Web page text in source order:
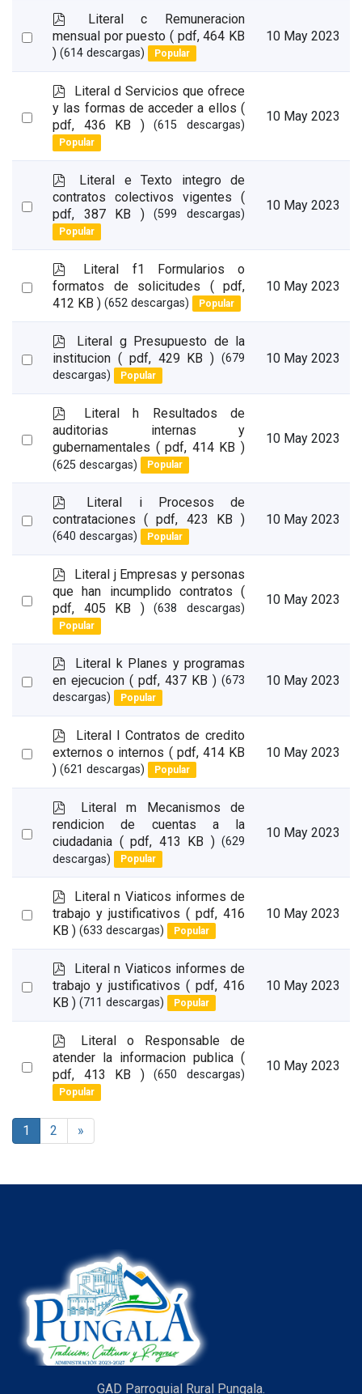
Select
p
d
f
Literal c Remuneracion
mensual por puesto ( pdf, 464 KB
) (614 descargas) Popular
10 May 2023
Select
item
p
d
f
Literal d Servicios que ofrece
y las formas de acceder a ellos (
pdf, 436 KB )
(615 descargas)
Popular
10 May 2023
Select
item
p
d
Literal e Texto integro de
contratos colectivos vigentes
(
pdf, 387 KB )
(599 descargas)
Popular
10 May 2023
Select
p
d
f
Literal f1 Formularios o
formatos de solicitudes
( pdf,
412 KB ) (652 descargas) Popular
10 May 2023
Select
p
d
f
Literal g Presupuesto de la
institucion ( pdf, 429 KB ) (679
descargas)
Popular
10 May 2023
Select
item
p
d
f
Literal h Resultados de
auditorias internas y
gubernamentales ( pdf, 414 KB )
(625 descargas) Popular
10 May 2023
Select
p
d
f
Literal i Procesos de
contrataciones ( pdf, 423 KB )
(640 descargas) Popular
10 May 2023
Select
item
p
d
f
Literal j Empresas y personas
que han incumplido contratos (
pdf, 405 KB )
(638 descargas)
Popular
10 May 2023
Select
p
d
f
Literal k Planes y programas
en ejecucion ( pdf, 437 KB ) (673
descargas)
Popular
10 May 2023
Select
p
d
f
Literal l Contratos de credito
externos o internos ( pdf, 414 KB
) (621 descargas) Popular
10 May 2023
Select
item
p
d
f
Literal m Mecanismos de
rendicion de cuentas a la
ciudadania ( pdf, 413 KB ) (629
descargas)
Popular
10 May 2023
Select
p
d
f
Literal n Viaticos informes de
trabajo y justificativos ( pdf, 416
KB ) (633 descargas) Popular
10 May 2023
Select
p
d
f
Literal n Viaticos informes de
trabajo y justificativos ( pdf, 416
KB ) (711 descargas) Popular
10 May 2023
Select
p
d
Literal o Responsable de
atender la informacion publica (
pdf, 413 KB )
(650 descargas)
Popular
10 May 2023
1 2 »
GAD Parroquial Rural Pungala.